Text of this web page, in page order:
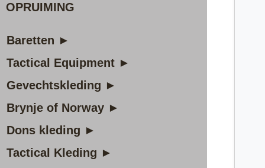
OPRUIMING
Baretten ►
Tactical Equipment ►
Gevechtskleding ►
Brynje of Norway ►
Dons kleding ►
Tactical Kleding ►